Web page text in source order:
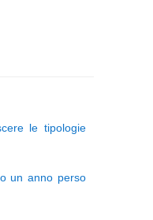
le tipologie
un anno perso